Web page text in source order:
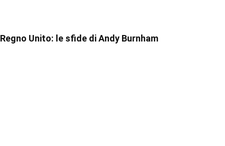
Regno Unito: le sfide di Andy Burnham